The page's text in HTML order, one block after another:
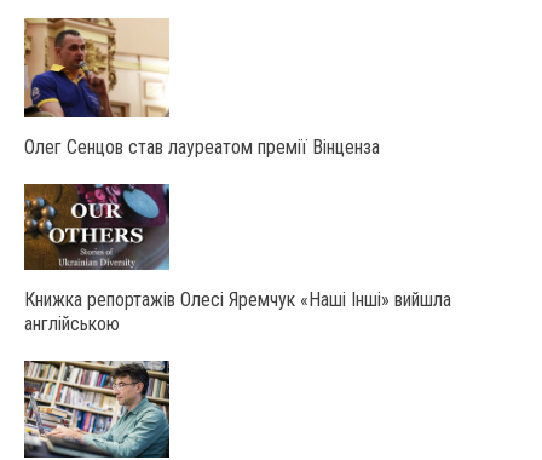
Олег Сенцов став лауреатом премії Вінценза
Книжка репортажів Олесі Яремчук «Наші Інші» вийшла
англійською